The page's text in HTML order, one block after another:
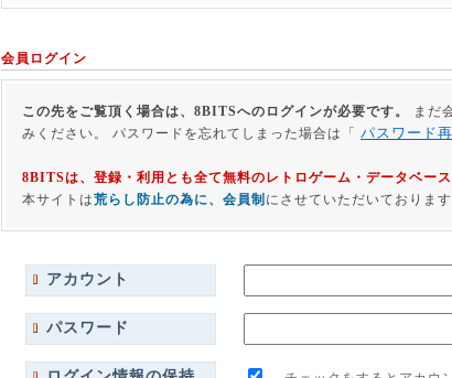
会員ログイン
この先をご覧頂く場合は、8BITSへのログインが必要です。 まだ
みください。 パスワードを忘れてしまった場合は「 パスワード
8BITSは、登録・利用とも全て無料のレトロゲーム・データベース
本サイトは荒らし防止の為に、会員制 にさせていただいておりま
アカウント
パスワード